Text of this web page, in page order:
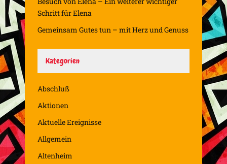
Schritt für Elena
Gemeinsam Gutes tun – mit Herz und Genuss
Kategorien
Abschluß
Aktionen
Aktuelle Ereignisse
Allgemein
Altenheim